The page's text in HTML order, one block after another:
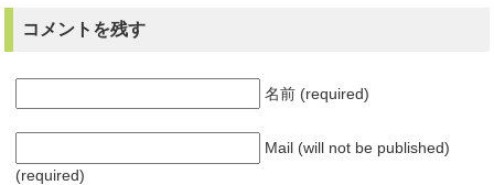
コメントを残す
名前 (required)
Mail (will not be published)
(required)